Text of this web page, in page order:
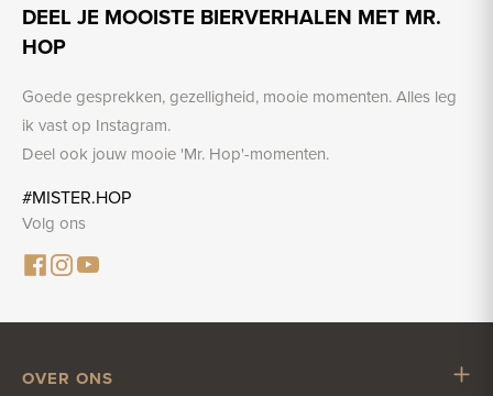
DEEL JE MOOISTE BIERVERHALEN MET MR.
HOP
Goede gesprekken, gezelligheid, mooie momenten. Alles leg
ik vast op Instagram.
Deel ook jouw mooie 'Mr. Hop'-momenten.
#MISTER.HOP
Volg ons
OVER ONS